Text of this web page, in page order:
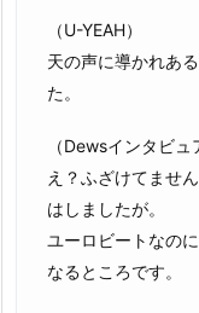
（U-YEAH）
天の声に導かれあ
た。
（Dewsインタビュ
え？ふざけてませ
はしましたが。
ユーロビートなの
なるところです。